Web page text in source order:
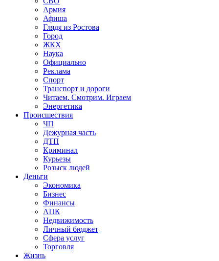
Армия
Афиша
Глядя из Ростова
Город
ЖКХ
Наука
Официально
Реклама
Спорт
Транспорт и дороги
Читаем. Смотрим. Играем
Энергетика
Происшествия
ЧП
Дежурная часть
ДТП
Криминал
Курьезы
Розыск людей
Деньги
Экономика
Бизнес
Финансы
АПК
Недвижимость
Личный бюджет
Сфера услуг
Торговля
Жизнь